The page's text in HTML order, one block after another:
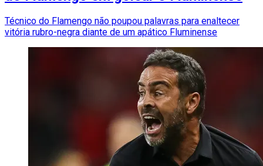
Técnico do Flamengo não poupou palavras para enaltecer
vitória rubro-negra diante de um apático Fluminense